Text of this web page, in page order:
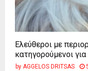
Ελεύθεροι με
κατηγορούμενοι
by AGGELOS DRITSAS